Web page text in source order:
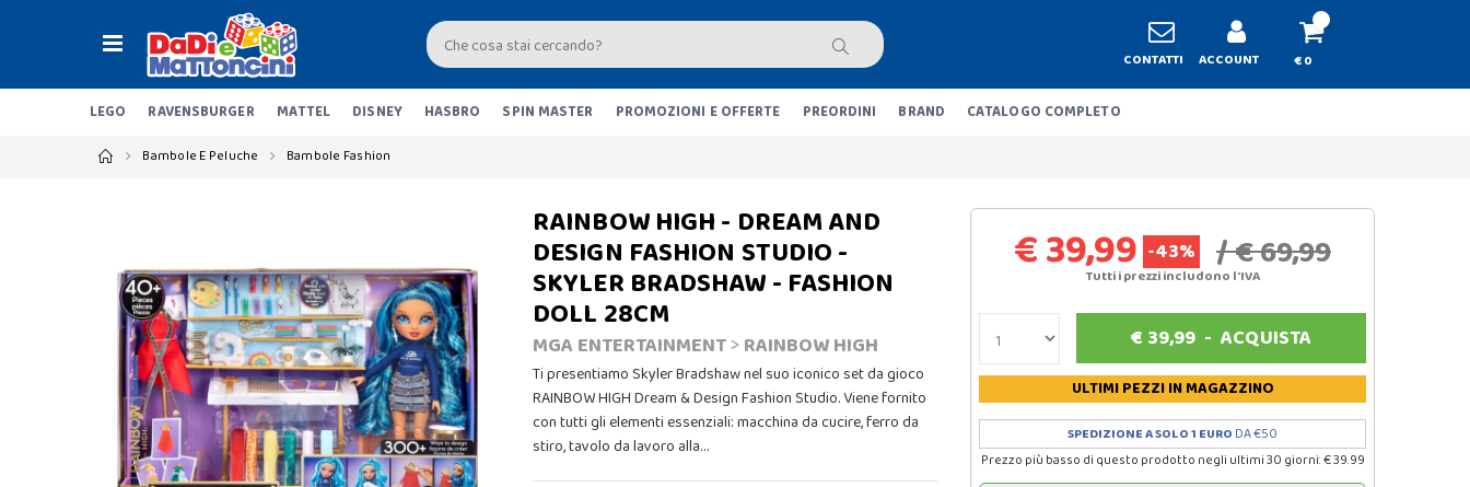
CONTATTI ACCOUNT € 0
LEGO RAVENSBURGER MATTEL DISNEY HASBRO SPIN MASTER PROMOZIONI E OFFERTE PREORDINI BRAND CATALOGO COMPLETO
Bambole E Peluche Bambole Fashion
RAINBOW HIGH - DREAM AND
DESIGN FASHION STUDIO -
SKYLER BRADSHAW - FASHION
DOLL 28CM
MGA ENTERTAINMENT> RAINBOW HIGH
Ti presentiamo Skyler Bradshaw nel suo iconico set da gioco
RAINBOW HIGH Dream & Design Fashion Studio. Viene fornito
con tutti gli elementi essenziali: macchina da cucire, ferro da
stiro, tavolo da lavoro alla…
€ 39,99 -43% / € 69,99
Tutti i prezzi includono l'IVA
€ 39,99 -ACQUISTA
ULTIMI PEZZIIN MAGAZZINO
SPEDIZIONE A SOLO 1 EURO DA €50
Prezzo più basso di questo prodotto negli ultimi 30 giorni: € 39.99